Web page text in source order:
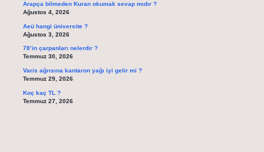
Arapça bilmeden Kuran okumak sevap mıdır ?
Ağustos 4, 2026
Aeü hangi üniversite ?
Ağustos 3, 2026
78’in çarpanları nelerdir ?
Temmuz 30, 2026
Varis ağrısına kantaron yağı iyi gelir mi ?
Temmuz 29, 2026
Koç kaç TL ?
Temmuz 27, 2026